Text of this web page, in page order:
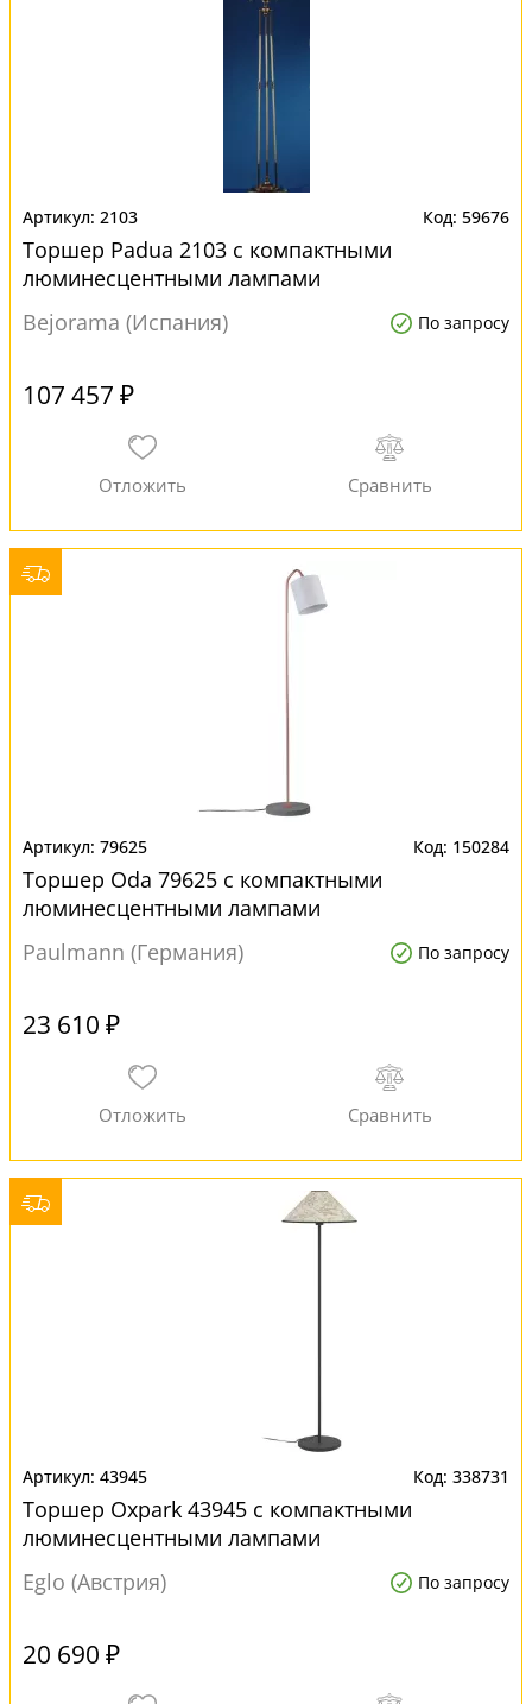
2103 59676
Торшер Padua 2103 с компактными
люминесцентными лампами
Bejorama (Испания)
По запросу
107 457 ₽
79625 150284
Торшер Oda 79625 с компактными
люминесцентными лампами
Paulmann (Германия)
По запросу
23 610 ₽
43945 338731
Торшер Oxpark 43945 с компактными
люминесцентными лампами
Eglo (Австрия)
По запросу
20 690 ₽